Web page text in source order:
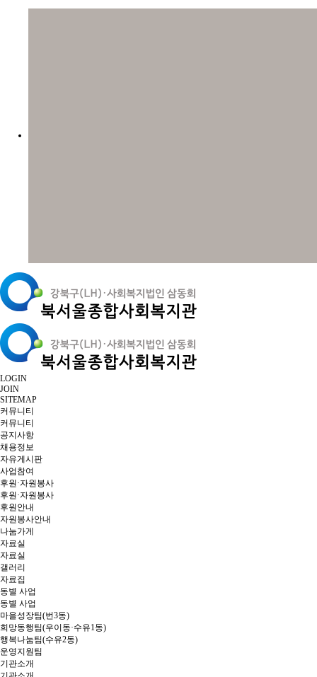
LOGIN
JOIN
SITEMAP
커뮤니티
커뮤니티
공지사항
채용정보
자유게시판
사업참여
후원·자원봉사
후원·자원봉사
후원안내
자원봉사안내
나눔가게
자료실
자료실
갤러리
자료집
동별 사업
동별 사업
마을성장팀(번3동)
희망동행팀(우이동·수유1동)
행복나눔팀(수유2동)
운영지원팀
기관소개